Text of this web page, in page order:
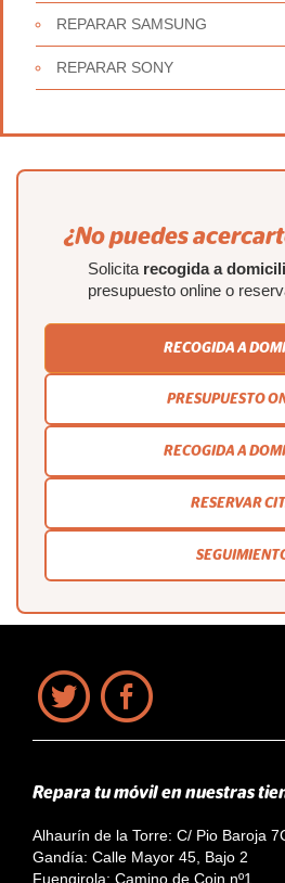
REPARAR SAMSUNG
REPARAR SONY
¿No puedes
Solicita recogida a
presupuesto online o
RECOGIDA A
PRESUPUESTO
RECOGIDA A
RESERVAR
Repara tu móvil en nuestras
Alhaurín de la Torre: C/ Pio Baroja
Gandía: Calle Mayor 45, Bajo 2
Fuengirola: Camino de Coin nº1